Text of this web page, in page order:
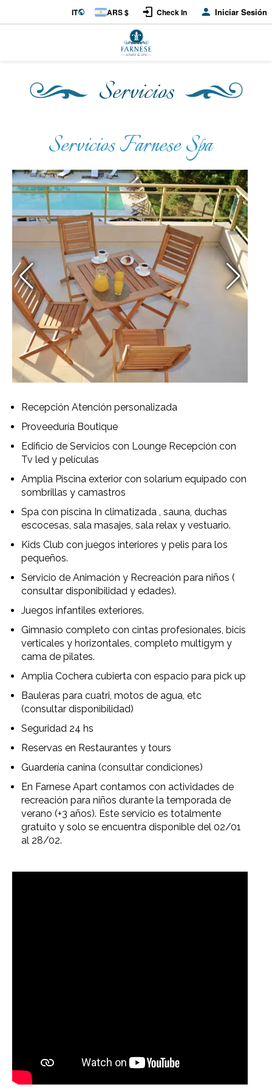
IT ARS $ Check In Iniciar Sesión
Servicios
Servicios Farnese Spa
Recepción Atención personalizada
Proveeduría Boutique
Edificio de Servicios con Lounge Recepción con
Tv led y películas
Amplia Piscina exterior con solarium equipado con
sombrillas y camastros
Spa con piscina In climatizada , sauna, duchas
escocesas, sala masajes, sala relax y vestuario.
Kids Club con juegos interiores y pelis para los
pequeños.
Servicio de Animación y Recreación para niños (
consultar disponibilidad y edades).
Juegos infantiles exteriores.
Gimnasio completo con cintas profesionales, bicis
verticales y horizontales, completo multigym y
cama de pilates.
Amplia Cochera cubierta con espacio para pick up
Bauleras para cuatri, motos de agua, etc
(consultar disponibilidad)
Seguridad 24 hs
Reservas en Restaurantes y tours
Guardería canina (consultar condiciones)
En Farnese Apart contamos con actividades de
recreación para niños durante la temporada de
verano (+3 años). Este servicio es totalmente
gratuito y solo se encuentra disponible del 02/01
al 28/02.